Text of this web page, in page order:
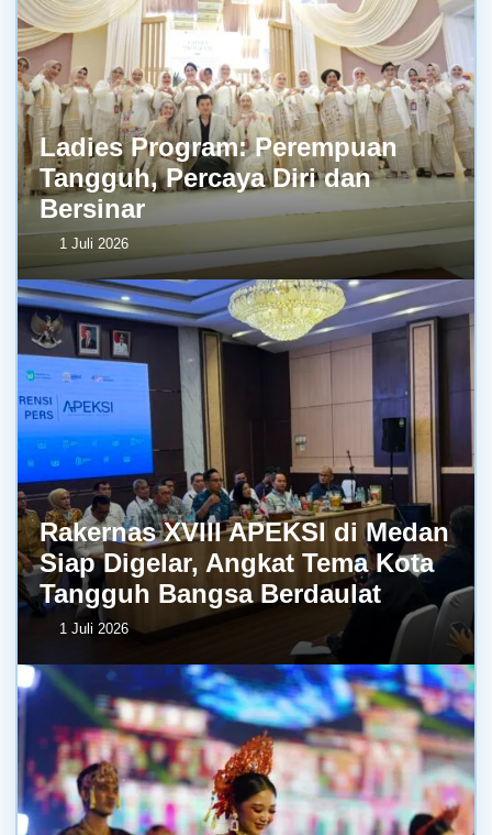
Ladies Program: Perempuan
Tangguh, Percaya Diri dan
Bersinar
1 Juli 2026
Rakernas XVIII APEKSI di Medan
Siap Digelar, Angkat Tema Kota
Tangguh Bangsa Berdaulat
1 Juli 2026